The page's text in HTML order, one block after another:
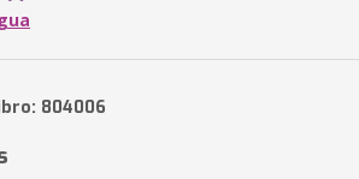
804006